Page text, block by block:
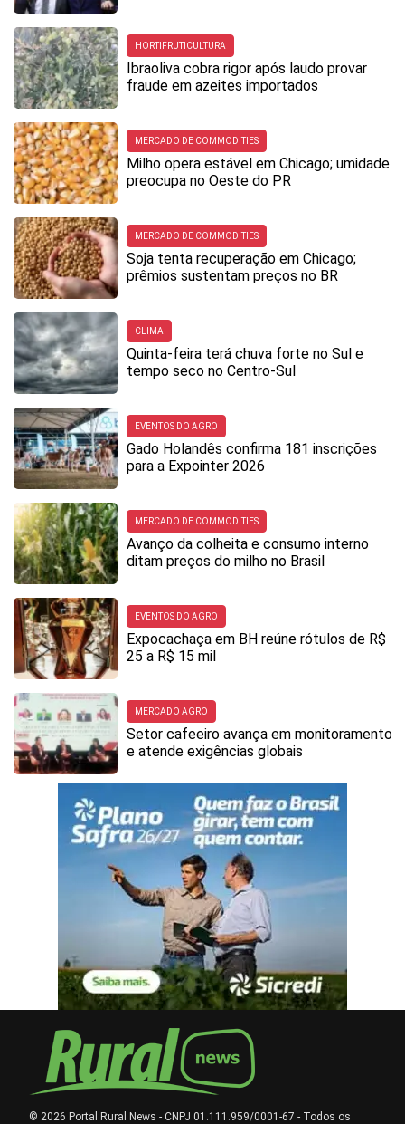
HORTIFRUTICULTURA
Ibraoliva cobra rigor após laudo provar
fraude em azeites importados
MERCADO DE COMMODITIES
Milho opera estável em Chicago; umidade
preocupa no Oeste do PR
MERCADO DE COMMODITIES
Soja tenta recuperação em Chicago;
prêmios sustentam preços no BR
CLIMA
Quinta-feira terá chuva forte no Sul e
tempo seco no Centro-Sul
EVENTOS DO AGRO
Gado Holandês confirma 181 inscrições
para a Expointer 2026
MERCADO DE COMMODITIES
Avanço da colheita e consumo interno
ditam preços do milho no Brasil
EVENTOS DO AGRO
Expocachaça em BH reúne rótulos de R$
25 a R$ 15 mil
MERCADO AGRO
Setor cafeeiro avança em monitoramento
e atende exigências globais
© 2026 Portal Rural News - CNPJ 01.111.959/0001-67 - Todos os